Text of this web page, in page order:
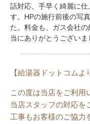
話対応、手早く綺麗に
す。HPの施行前後の写
た。料金も、ガス会社
当にありがとうございま
【給湯器ドットコムよ
この度は当店をご利用
当店スタッフの対応を
工事もお客様のご協力